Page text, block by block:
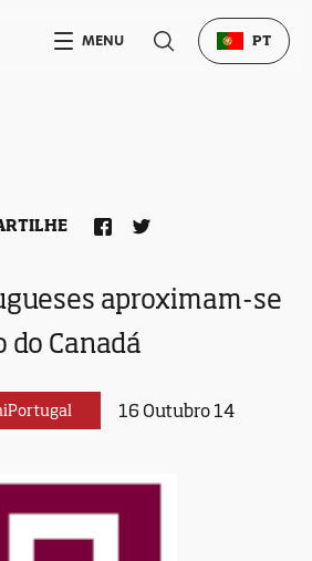
aproximam-se
do Canadá
16 Outubro 14
MENU PT